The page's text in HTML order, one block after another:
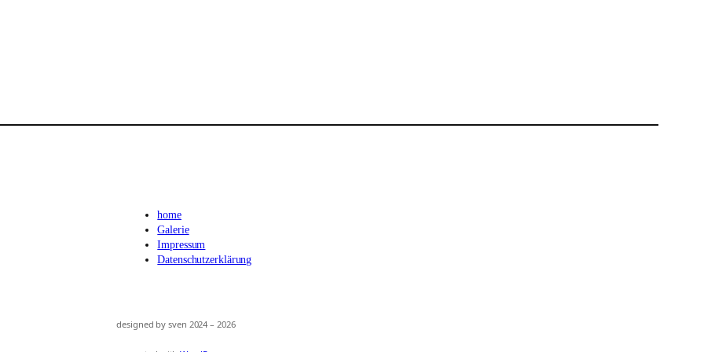
home
Galerie
Impressum
Datenschutzerklärung
designed by sven 2024 – 2026